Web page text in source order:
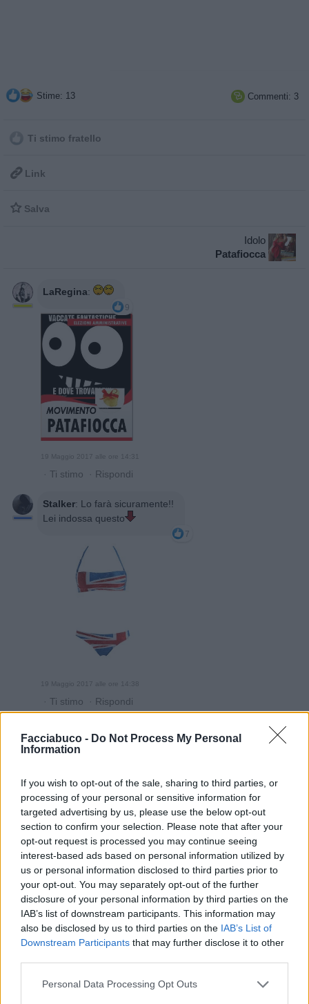
Facciabuco - Do Not Process My Personal
Information
If you wish to opt-out of the sale, sharing to third parties, or
processing of your personal or sensitive information for
targeted advertising by us, please use the below opt-out
section to confirm your selection. Please note that after your
opt-out request is processed you may continue seeing
interest-based ads based on personal information utilized by
us or personal information disclosed to third parties prior to
your opt-out. You may separately opt-out of the further
disclosure of your personal information by third parties on the
IAB’s list of downstream participants. This information may
also be disclosed by us to third parties on the IAB’s List of
Downstream Participants that may further disclose it to other
Personal Data Processing Opt Outs
Stime: 13  Commenti: 3
Ti stimo fratello
 Link
 Salva
Idolo
Patafiocca
LaRegina:
9
19 Maggio 2017 alle ore 14:31
· Ti stimo · Rispondi
Stalker: Lo farà sicuramente!!
Lei indossa questo
7
19 Maggio 2017 alle ore 14:38
· Ti stimo · Rispondi
19 Maggio 2017 alle ore 14:40
·Ti stimo·Rispondi
Vaccata
19 Maggio 2017 - 7.653 visualizzazioni